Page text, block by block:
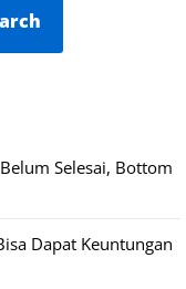
Selesai, Bottom
Dapat Keuntungan